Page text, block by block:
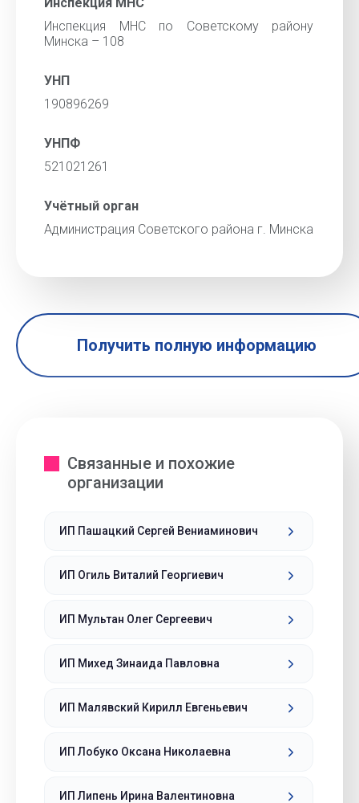
Инспекция МНС по Советскому району
Минска – 108
УНП
190896269
УНПФ
521021261
Учётный орган
Администрация Советского района г. Минска
Получить полную информацию
Связанные и похожие
организации
ИП Пашацкий Сергей Вениаминович
ИП Огиль Виталий Георгиевич
ИП Мультан Олег Сергеевич
ИП Михед Зинаида Павловна
ИП Малявский Кирилл Евгеньевич
ИП Лобуко Оксана Николаевна
ИП Липень Ирина Валентиновна